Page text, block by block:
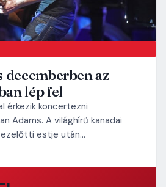
decemberben az
lép fel
érkezik koncertezni
Adams. A világhírű kanadai
estje után…